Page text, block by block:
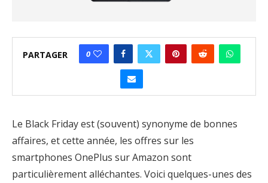
PARTAGER 0
Le Black Friday est (souvent) synonyme de bonnes
affaires, et cette année, les offres sur les
smartphones OnePlus sur Amazon sont
particulièrement alléchantes. Voici quelques-unes des